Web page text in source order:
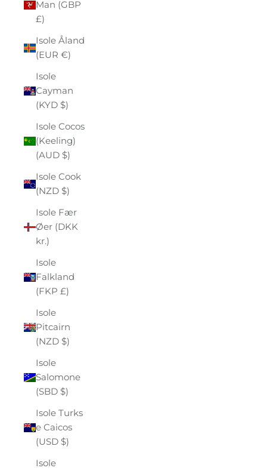
Man (GBP
£)
Isole Åland
(EUR €)
Isole
Cayman
(KYD $)
Isole Cocos
(Keeling)
(AUD $)
Isole Cook
(NZD $)
Isole Fær
Øer (DKK
kr.)
Isole
Falkland
(FKP £)
Isole
Pitcairn
(NZD $)
Isole
Salomone
(SBD $)
Isole Turks
e Caicos
(USD $)
Isole